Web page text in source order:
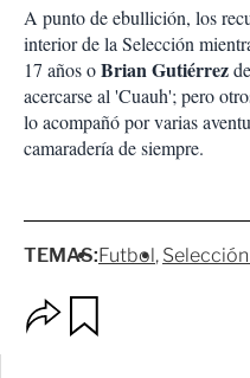
A punto de ebullición, los
interior de la Selección
17 años oBrian Gutiérrez
acercarse al 'Cuauh'; pero
lo acompañó por varias
camaradería de siempre.
TEMAS:Futbol